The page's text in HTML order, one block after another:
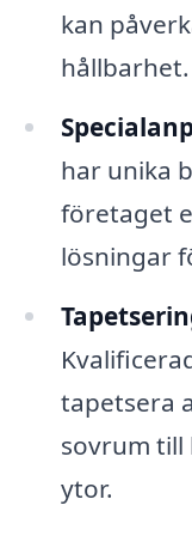
kan
hållbarhet.
har unika
företaget
lösningar
tapetsera
sovrum till
ytor.